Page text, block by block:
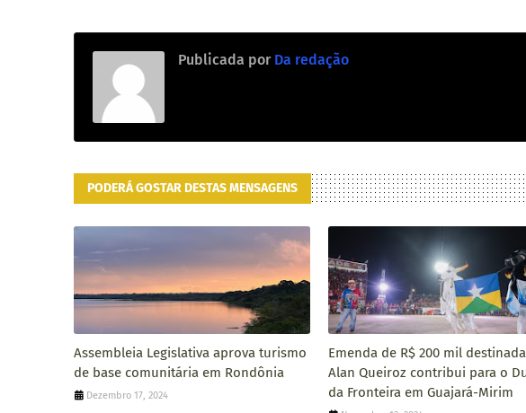
Publicada por Da redação
PODERÁ GOSTAR DESTAS MENSAGENS
Assembleia Legislativa aprova turismo
de base comunitária em Rondônia
Dezembro 17, 2024
Emenda de R$ 200 mil
Alan Queiroz contribui para o
da Fronteira em Guajará-Mirim